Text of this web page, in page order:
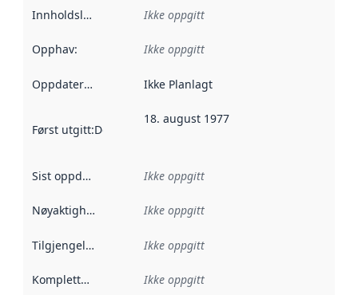
Innholdsleverandører :
Ikke oppgitt
Opphav: Ikke oppgitt
Oppdateringsfrekvens :
Ikke Planlagt
Først utgitt:Denne datoen sier når dataene i dette
18. august 1977
Sist oppdatert Ikke oppgitt
Nøyaktighet Ikke oppgitt
Tilgjengelighet Ikke oppgitt
Kompletthet Ikke oppgitt